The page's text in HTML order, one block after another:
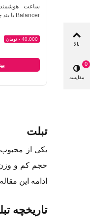
تومان
Balancer با بند چرمی
40,000 - تومان
تبلت
یکی از
حجم کم و وزن
ادامه این
تاریخچه
بالا
مقایسه
0